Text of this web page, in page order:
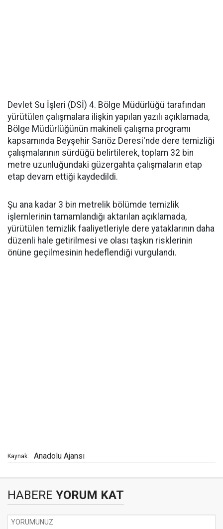
Devlet Su İşleri (DSİ) 4. Bölge Müdürlüğü tarafından
yürütülen çalışmalara ilişkin yapılan yazılı açıklamada,
Bölge Müdürlüğünün makineli çalışma programı
kapsamında Beyşehir Sarıöz Deresi'nde dere temizliği
çalışmalarının sürdüğü belirtilerek, toplam 32 bin
metre uzunluğundaki güzergahta çalışmaların etap
etap devam ettiği kaydedildi.
Şu ana kadar 3 bin metrelik bölümde temizlik
işlemlerinin tamamlandığı aktarılan açıklamada,
yürütülen temizlik faaliyetleriyle dere yataklarının daha
düzenli hale getirilmesi ve olası taşkın risklerinin
önüne geçilmesinin hedeflendiği vurgulandı.
Kaynak: Anadolu Ajansı
HABERE YORUM KAT